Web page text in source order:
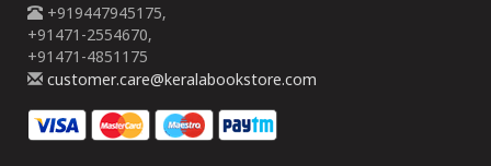
+919447945175,
+91471-2554670,
+91471-4851175
customer.care@keralabookstore.com